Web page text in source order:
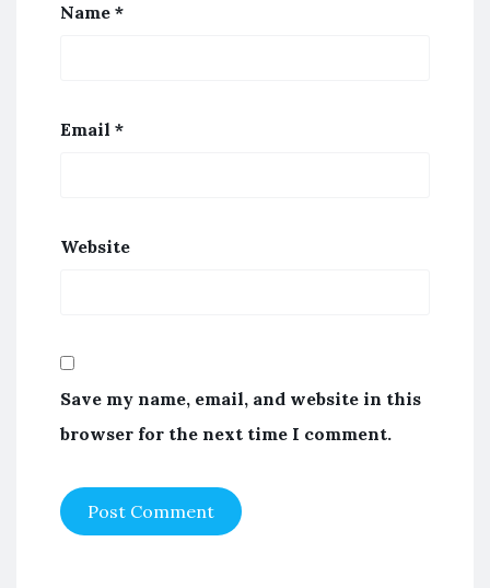
Name *
Email *
Website
Save my name, email, and website in this
browser for the next time I comment.